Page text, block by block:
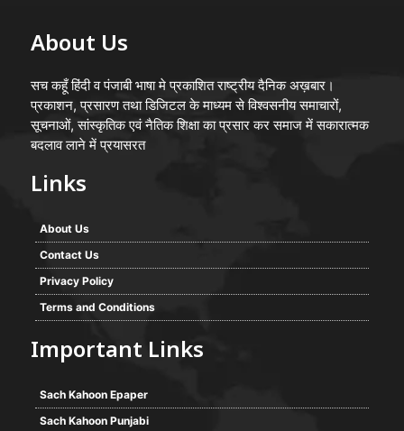
About Us
सच कहूँ हिंदी व पंजाबी भाषा मे प्रकाशित राष्ट्रीय दैनिक अख़बार।
प्रकाशन, प्रसारण तथा डिजिटल के माध्यम से विश्वसनीय समाचारों,
सूचनाओं, सांस्कृतिक एवं नैतिक शिक्षा का प्रसार कर समाज में सकारात्मक
बदलाव लाने में प्रयासरत
Links
About Us
Contact Us
Privacy Policy
Terms and Conditions
Important Links
Sach Kahoon Epaper
Sach Kahoon Punjabi